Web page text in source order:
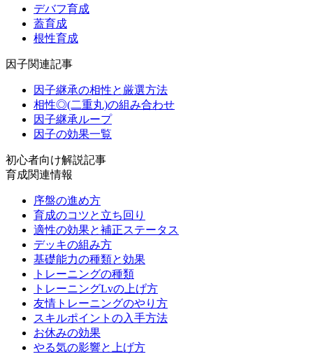
デバフ育成
蓋育成
根性育成
因子関連記事
因子継承の相性と厳選方法
相性◎(二重丸)の組み合わせ
因子継承ループ
因子の効果一覧
初心者向け解説記事
育成関連情報
序盤の進め方
育成のコツと立ち回り
適性の効果と補正ステータス
デッキの組み方
基礎能力の種類と効果
トレーニングの種類
トレーニングLvの上げ方
友情トレーニングのやり方
スキルポイントの入手方法
お休みの効果
やる気の影響と上げ方